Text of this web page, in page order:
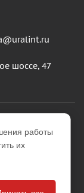
шоссе, 47
работы
их